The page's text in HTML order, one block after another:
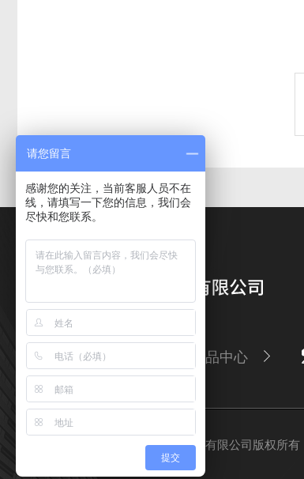
公司简介 产品中心
Copyright © 2026 上海润榕科学器材有限公司版权所有
请您留言
感谢您的关注，当前客服人员不在
线，请填写一下您的信息，我们会
尽快和您联系。
提交